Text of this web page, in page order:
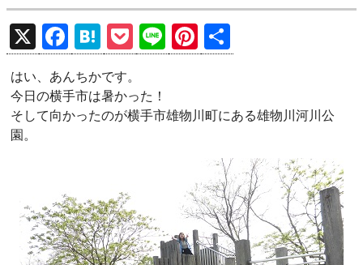
X
F
a
ce
b
k
H
at
e
n
P
o
ck
et
Li
n
Pi
nt
es
有
はい、あんちかです。
今日の横手市は暑かった！
そして向かったのが横手市雄物川町にある雄物川河川公
園。